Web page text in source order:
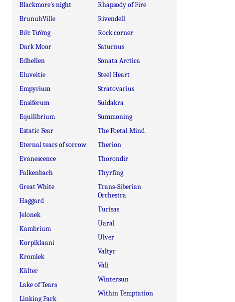
Blackmore's night
BrunuhVille
Bức Tường
Dark Moor
Edhellen
Eluveitie
Empyrium
Ensiferum
Equilibrium
Estatic Fear
Eternal tears of sorrow
Evanescence
Falkenbach
Great White
Haggard
Jelonek
Kambrium
Korpiklaani
Kromlek
Kälter
Lake of Tears
Linking Park
Rhapsody of Fire
Rivendell
Rock corner
Saturnus
Sonata Arctica
Steel Heart
Stratovarius
Suidakra
Summoning
The Foetal Mind
Therion
Thorondir
Thyrfing
Trans-Siberian
Orchestra
Turisas
Uaral
Ulver
Valtyr
Vàli
Wintersun
Within Temptation